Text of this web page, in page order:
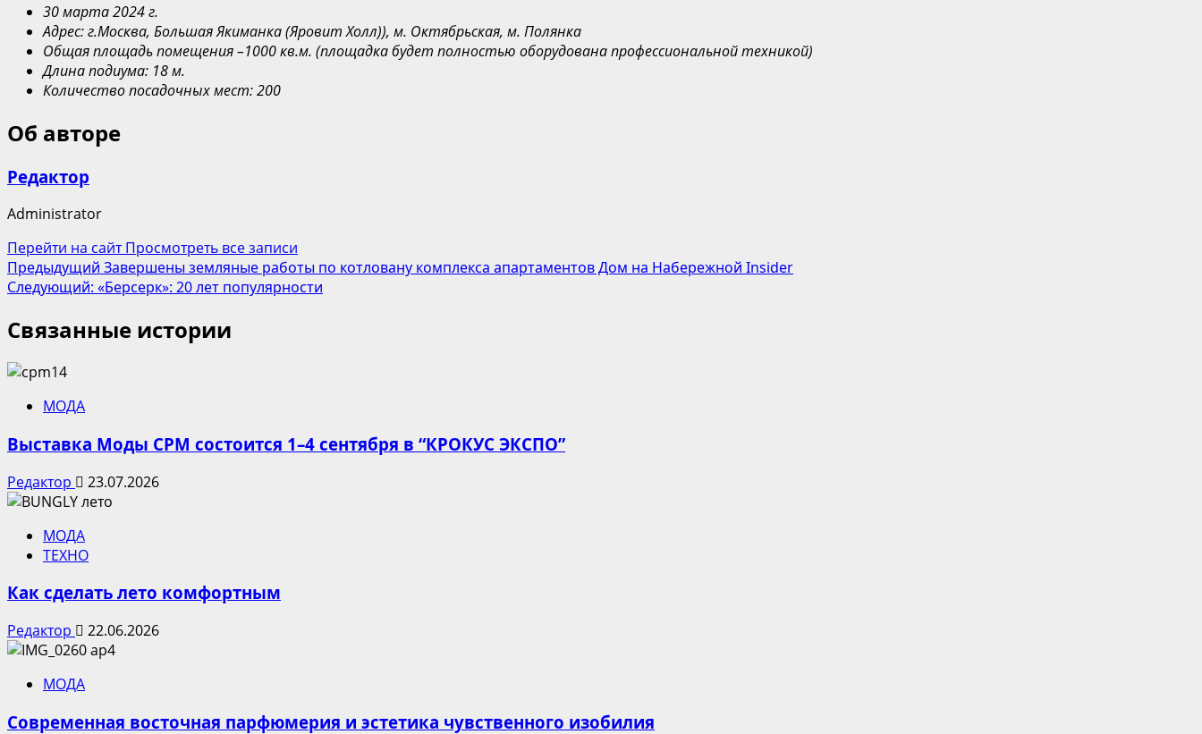
30 марта2024г.
Адрес:г.Москва, Большая Якиманка(Яровит Холл)), м. Октябрьская, м. Полянка
Общая площадь помещения–1000 кв.м. (площадка будет полностью оборудована профессиональной техникой)
Длинаподиума: 18м.
Количествопосадочныхмест: 200
Об авторе
Редактор
Administrator
Перейти на сайтПросмотреть все записи
Навигация
записи
Предыдущий Завершены земляные работы по котловану комплекса апартаментов Дом на Набережной Insider
Следующий: «Берсерк»: 20 лет популярности
Связанные истории
МОДА
Выставка Моды CPM состоится 1–4 сентября в “КРОКУС ЭКСПО”
Редактор 23.07.2026
МОДА
ТЕХНО
Как сделать лето комфортным
Редактор 22.06.2026
МОДА
Современная восточная парфюмерия и эстетика чувственного изобилия